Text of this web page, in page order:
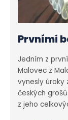
Prvními
Jedním z
Malovec z
vynesly úroky
českých
z jeho